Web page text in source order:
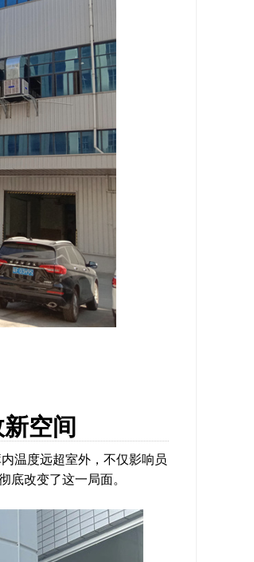
空间
温度远超室外，不仅影响员
底改变了这一局面。